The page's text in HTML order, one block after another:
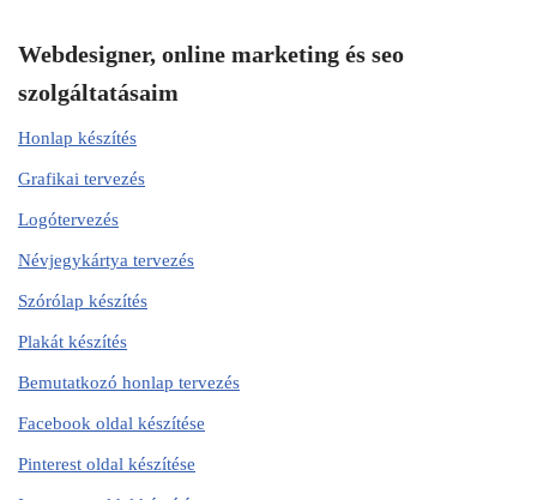
Webdesigner, online marketing és seo
szolgáltatásaim
Honlap készítés
Grafikai tervezés
Logótervezés
Névjegykártya tervezés
Szórólap készítés
Plakát készítés
Bemutatkozó honlap tervezés
Facebook oldal készítése
Pinterest oldal készítése